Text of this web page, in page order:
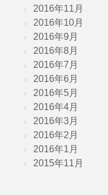
2016年11月
2016年10月
2016年9月
2016年8月
2016年7月
2016年6月
2016年5月
2016年4月
2016年3月
2016年2月
2016年1月
2015年11月